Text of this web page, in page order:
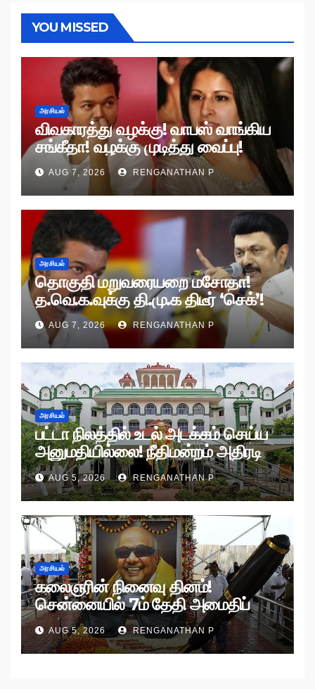
YOU MISSED
அரசியல்
விவகாரத்து வழக்கு! வாபஸ் வாங்கிய
சங்கீதா! வழக்கு முடித்து வைப்பு!
AUG 7, 2026 RENGANATHAN P
அரசியல்
தொகுதி மறுவரையறை மசோதா!
த.வெ.க.வுக்கு தி.மு.க திடீர் ‘செக்’!
AUG 7, 2026 RENGANATHAN P
அரசியல்
பட்டா நிலத்தில் உடல் அடக்கம் செய்ய
அனுமதியில்லை! நீதிமன்றம் அதிரடி
உத்தரவு!
AUG 5, 2026 RENGANATHAN P
அரசியல்
கலைஞரின் நினைவு தினம்!
சென்னையில் 7ம் தேதி அமைதிப்
பேரணி!
AUG 5, 2026 RENGANATHAN P